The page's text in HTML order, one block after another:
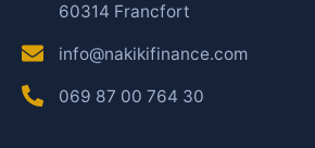
60314 Francfort
info@nakikifinance.com
069 87 00 764 30